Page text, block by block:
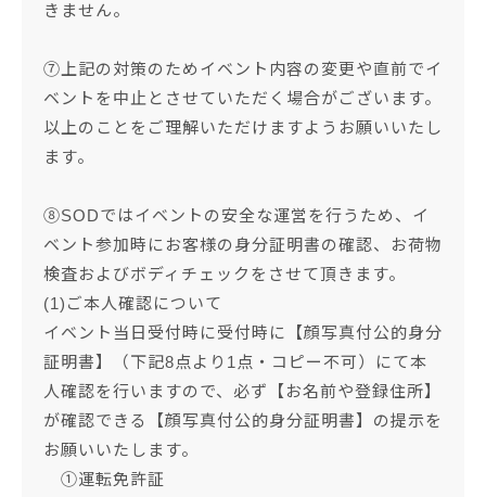
きません。
⑦上記の対策のためイベント内容の変更や直前でイ
ベントを中止とさせていただく場合がございます。
以上のことをご理解いただけますようお願いいたし
ます。
⑧SODではイベントの安全な運営を行うため、イ
ベント参加時にお客様の身分証明書の確認、お荷物
検査およびボディチェックをさせて頂きます。
(1)ご本人確認について
イベント当日受付時に受付時に【顔写真付公的身分
証明書】（下記8点より1点・コピー不可）にて本
人確認を行いますので、必ず【お名前や登録住所】
が確認できる【顔写真付公的身分証明書】の提示を
お願いいたします。
①運転免許証